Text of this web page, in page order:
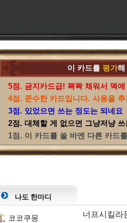
이 카드를 평가해
5점. 금지카드급! 꽉꽉 채워서 덱
4점. 준수한 카드입니다. 사용을 추
3점. 있었으면 쓰는 정도는 되네요
2점. 대체할 게 없으면 그냥저냥
1점. 이 카드를 쓸 바엔 다른 카드
나도 한마디
코코쿠몽 너프시킬라